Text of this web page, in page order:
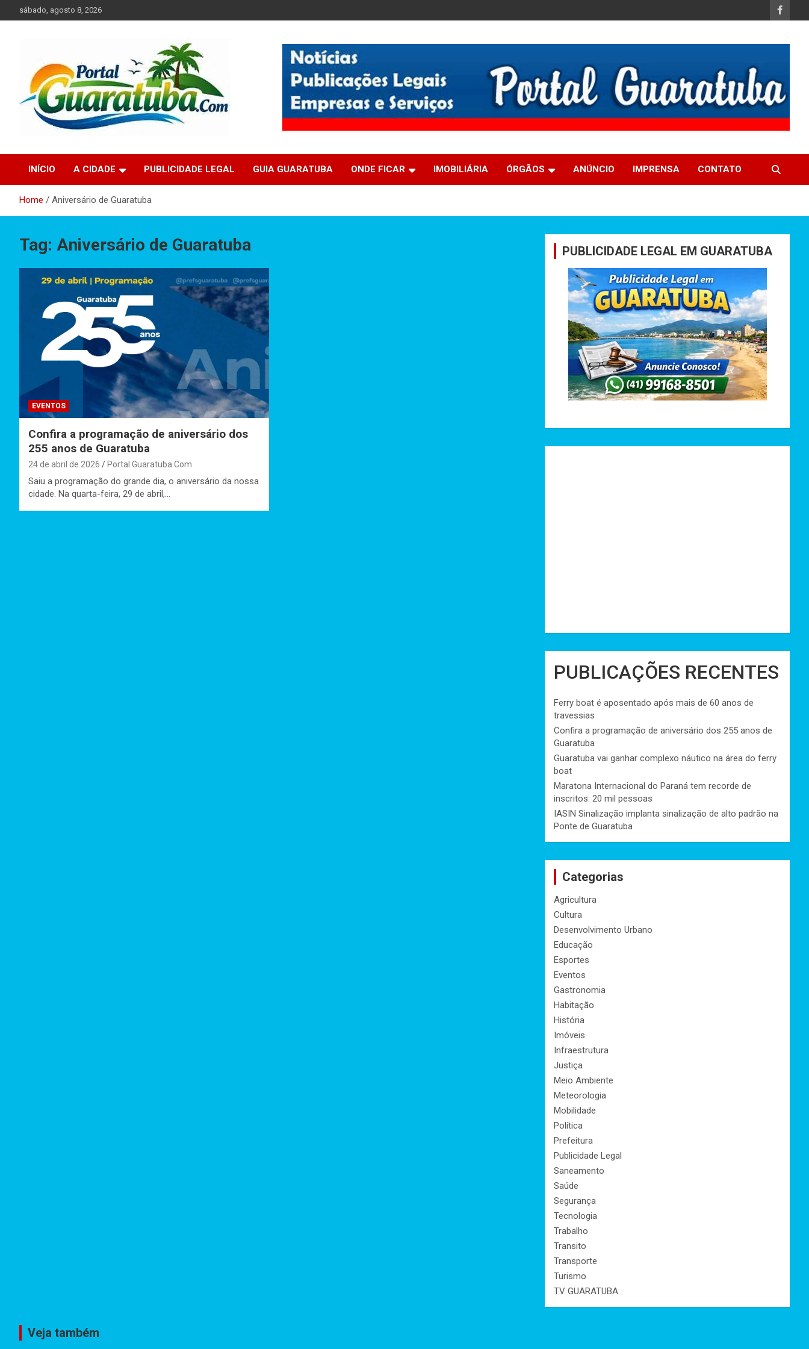
to
sábado, agosto 8, 2026
Portal Guaratuba
INÍCIO A CIDADE PUBLICIDADE LEGAL GUIA GUARATUBA ONDE FICAR IMOBILIÁRIA ÓRGÃOS ANÚNCIO IMPRENSA CONTATO
Home Aniversário de Guaratuba
Tag: Aniversário de Guaratuba
EVENTOS
Confira a programação de aniversário dos
255 anos de Guaratuba
24 de abril de 2026 Portal Guaratuba.Com
Saiu a programação do grande dia, o aniversário da nossa
cidade. Na quarta-feira, 29 de abril,…
PUBLICIDADE LEGAL EM GUARATUBA
PUBLICAÇÕES RECENTES
Ferry boat é aposentado após mais de 60 anos de
travessias
Confira a programação de aniversário dos 255 anos de
Guaratuba
Guaratuba vai ganhar complexo náutico na área do ferry
boat
Maratona Internacional do Paraná tem recorde de
inscritos: 20 mil pessoas
IASIN Sinalização implanta sinalização de alto padrão na
Ponte de Guaratuba
Categorias
Agricultura
Cultura
Desenvolvimento Urbano
Educação
Esportes
Eventos
Gastronomia
Habitação
História
Imóveis
Infraestrutura
Justiça
Meio Ambiente
Meteorologia
Mobilidade
Política
Prefeitura
Publicidade Legal
Saneamento
Saúde
Segurança
Tecnologia
Trabalho
Transito
Transporte
Turismo
TV GUARATUBA
Veja também